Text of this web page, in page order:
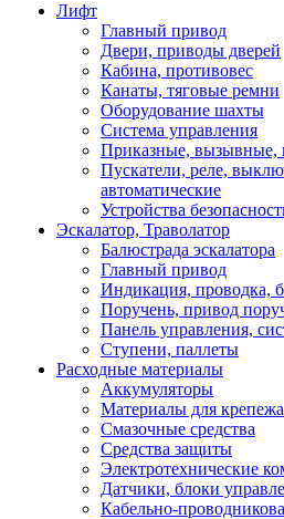
Лифт
Главный привод
Двери, приводы дверей
Кабина, противовес
Канаты, тяговые ремни
Оборудование шахты
Система управления
Приказные, вызывные,
Пускатели, реле,
автоматические
Устройства
Эскалатор, Траволатор
Балюстрада эскалатора
Главный привод
Индикация, проводка,
Поручень, привод
Панель управления,
Ступени, паллеты
Расходные материалы
Аккумуляторы
Материалы для крепежа
Смазочные средства
Средства защиты
Электротехнические
Датчики, блоки
Кабельно-